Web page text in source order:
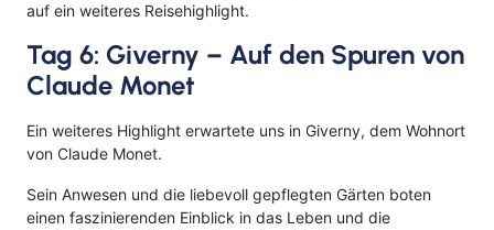
auf ein weiteres Reisehighlight.
Tag 6: Giverny – Auf den Spuren von
Claude Monet
Ein weiteres Highlight erwartete uns in Giverny, dem Wohnort
von Claude Monet.
Sein Anwesen und die liebevoll gepflegten Gärten boten
einen faszinierenden Einblick in das Leben und die